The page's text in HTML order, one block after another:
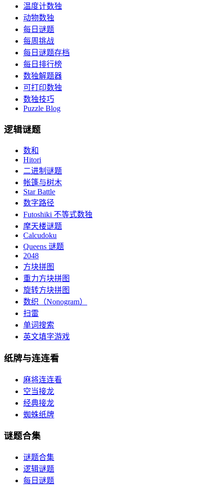
温度计数独
动物数独
每日谜题
每周挑战
每日谜题存档
每日排行榜
数独解题器
可打印数独
数独技巧
Puzzle Blog
逻辑谜题
数和
Hitori
二进制谜题
帐篷与树木
Star Battle
数字路径
Futoshiki 不等式数独
摩天楼谜题
Calcudoku
Queens 谜题
2048
方块拼图
重力方块拼图
旋转方块拼图
数织（Nonogram）
扫雷
单词搜索
英文填字游戏
纸牌与连连看
麻将连连看
空当接龙
经典接龙
蜘蛛纸牌
谜题合集
谜题合集
逻辑谜题
每日谜题